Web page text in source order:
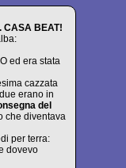
CASA BEAT!
ed era stata
cazzata
erano in
del
che diventava
per terra:
dovevo